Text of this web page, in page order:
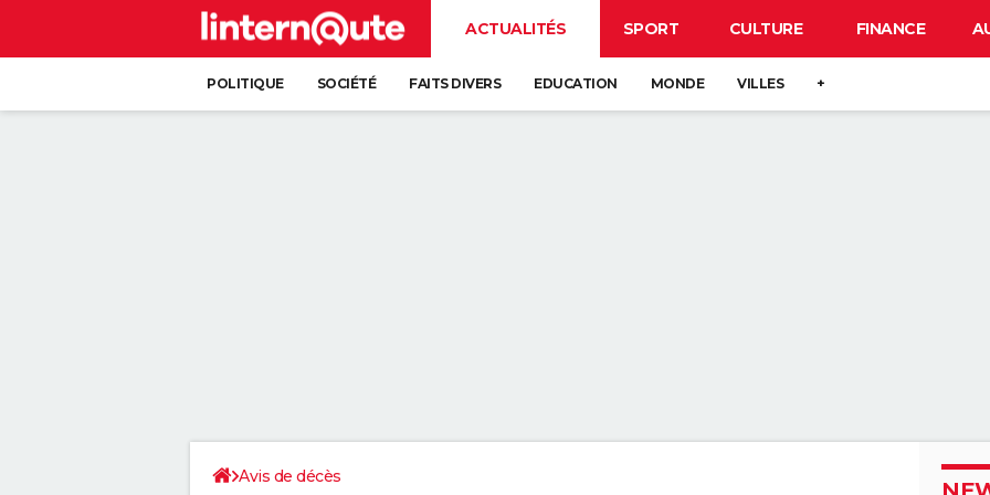
ACTUALITÉS SPORT CULTURE FINANCE
POLITIQUE SOCIÉTÉ FAITS DIVERS EDUCATION MONDE VILLES +
Avis de décès